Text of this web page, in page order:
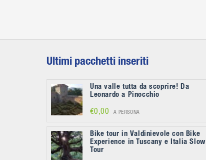
Ultimi pacchetti inseriti
Una valle tutta da scoprire! Da
Leonardo a Pinocchio
€0,00 A PERSONA
Bike tour in Valdinievole con Bike
Experience in Tuscany e Italia Slow
Tour